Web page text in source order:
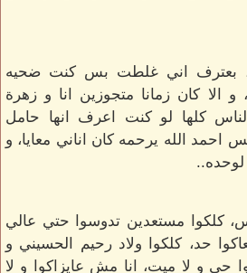
بعترف اني غلطت بس كنت ضحيه
و الا كان زمانا متجوزين انا و زهرة
كلها لو كنت اعرف انها حامل
الله يرحمه كان اناني معايا، و
لوحده..
كلكوا مستعدين تدوسوا حتي عالي
حد، كلكوا ولاد رحيم الحسيني و
حي و لا ميت، انا مش عايزاكوا و لا